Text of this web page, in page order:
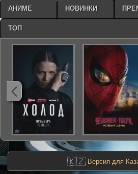
🇰🇿 Версия для
АНИМЕ НОВИНКИ
ТОП